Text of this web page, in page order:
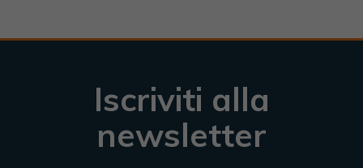
Iscriviti alla
newsletter